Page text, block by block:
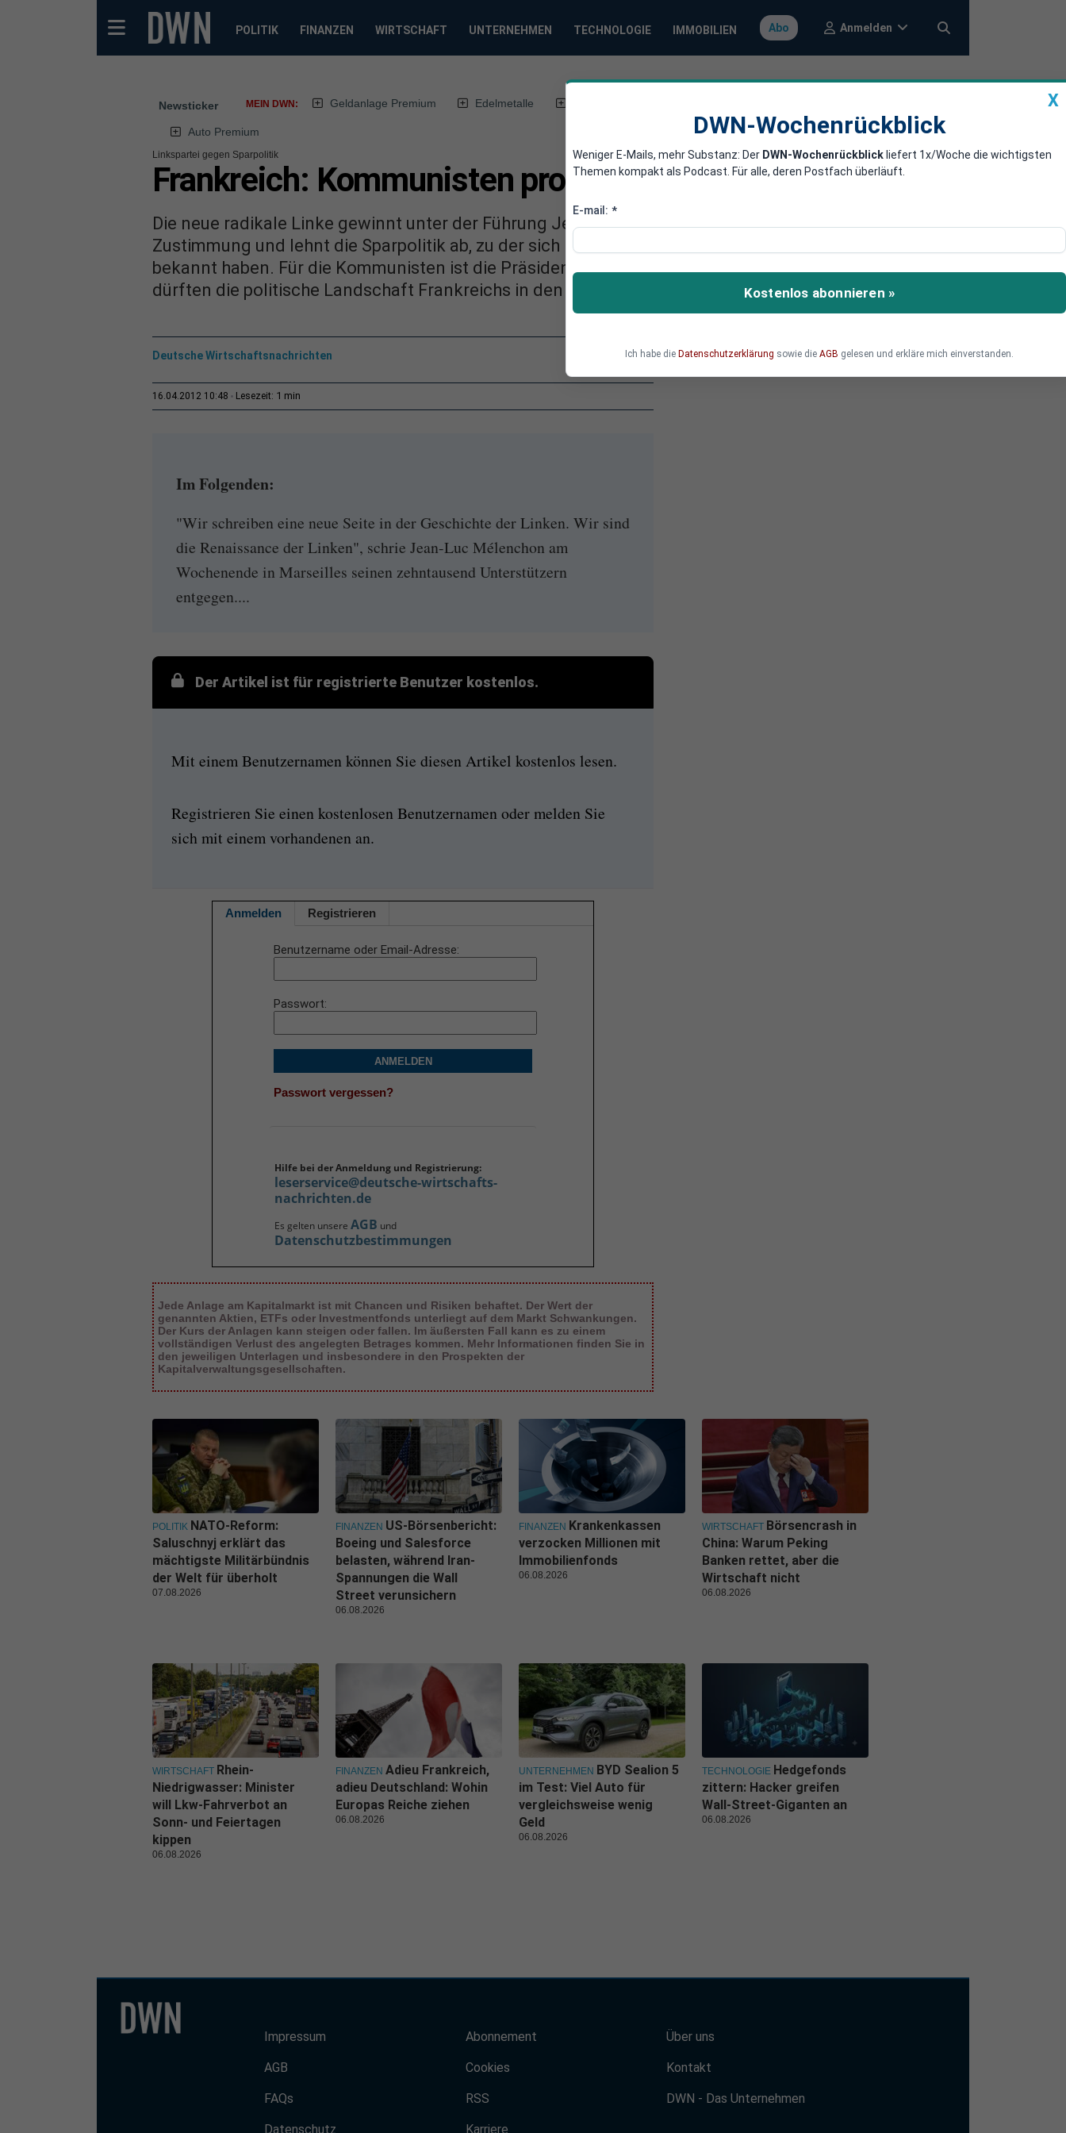
POLITIK FINANZEN WIRTSCHAFT UNTERNEHMEN TECHNOLOGIE IMMOBILIEN Abo Anmelden
Newsticker MEIN DWN: Geldanlage Premium Edelmetalle
Auto Premium
Linkspartei gegen Sparpolitik
Frankreich: Kommunisten profitieren von Euro-Krise
Die neue radikale Linke gewinnt unter der Führung Jean-Luc Mélenchons immer mehr
Zustimmung und lehnt die Sparpolitik ab, zu der sich Nicolas Sarkozy und François Hollande
bekannt haben. Für die Kommunisten ist die Präsidentenwahl jedoch nur ein erster Schritt. Sie
dürften die politische Landschaft Frankreichs in den kommenden Jahren massiv verändern.
Deutsche Wirtschaftsnachrichten
16.04.2012 10:48 Lesezeit: 1 min
Im Folgenden:
"Wir schreiben eine neue Seite in der Geschichte der Linken. Wir sind
die Renaissance der Linken", schrie Jean-Luc Mélenchon am
Wochenende in Marseilles seinen zehntausend Unterstützern
entgegen....
Der Artikel ist für registrierte Benutzer kostenlos.
Mit einem Benutzernamen können Sie diesen Artikel kostenlos lesen.
Registrieren Sie einen kostenlosen Benutzernamen oder melden Sie
sich mit einem vorhandenen an.
Anmelden Registrieren
Benutzername oder Email-Adresse
Passwort
ANMELDEN
Passwort vergessen?
Hilfe bei der Anmeldung und Registrierung:
leserservice@deutsche-wirtschafts-
nachrichten.de
Es gelten unsere AGB und
Datenschutzbestimmungen
Jede Anlage am Kapitalmarkt ist mit Chancen und Risiken behaftet. Der Wert der
genannten Aktien, ETFs oder Investmentfonds unterliegt auf dem Markt Schwankungen.
Der Kurs der Anlagen kann steigen oder fallen. Im äußersten Fall kann es zu einem
vollständigen Verlust des angelegten Betrages kommen. Mehr Informationen finden Sie in
den jeweiligen Unterlagen und insbesondere in den Prospekten der
Kapitalverwaltungsgesellschaften.
X
DWN-Wochenrückblick
Weniger E-Mails, mehr Substanz: Der DWN-Wochenrückblick liefert 1x/Woche die wichtigsten
Themen kompakt als Podcast. Für alle, deren Postfach überläuft.
E-mail: *
Kostenlos abonnieren »
Ich habe die Datenschutzerklärung sowie die AGB gelesen und erkläre mich einverstanden.
POLITIK NATO-Reform:
Saluschnyj erklärt das
mächtigste Militärbündnis
der Welt für überholt
07.08.2026
FINANZEN US-Börsenbericht:
Boeing und Salesforce
belasten, während Iran-
Spannungen die Wall
Street verunsichern
06.08.2026
FINANZEN Krankenkassen
verzocken Millionen mit
Immobilienfonds
06.08.2026
WIRTSCHAFT Börsencrash in
China: Warum Peking
Banken rettet, aber die
Wirtschaft nicht
06.08.2026
WIRTSCHAFT Rhein-
Niedrigwasser: Minister
will Lkw-Fahrverbot an
Sonn- und Feiertagen
kippen
06.08.2026
FINANZEN Adieu Frankreich,
adieu Deutschland: Wohin
Europas Reiche ziehen
06.08.2026
UNTERNEHMEN BYD Sealion 5
im Test: Viel Auto für
vergleichsweise wenig
Geld
06.08.2026
TECHNOLOGIE Hedgefonds
zittern: Hacker greifen
Wall-Street-Giganten an
06.08.2026
Impressum
AGB
FAQs
Datenschutz
Abonnement
Cookies
RSS
Karriere
Über uns
Kontakt
DWN - Das Unternehmen